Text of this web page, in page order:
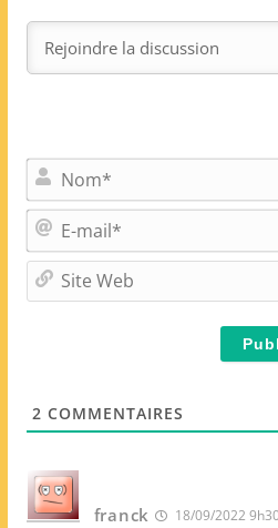
2 COMMENTAIRES
franck 18/09/2022